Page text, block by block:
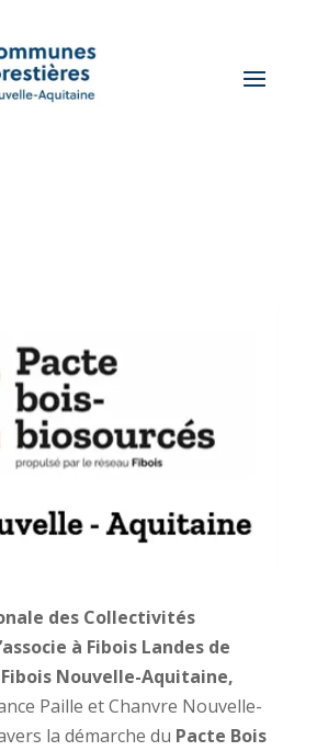
des Collectivités
à Fibois Landes de
Nouvelle-Aquitaine,
Paille et Chanvre Nouvelle-
la démarche du Pacte Bois